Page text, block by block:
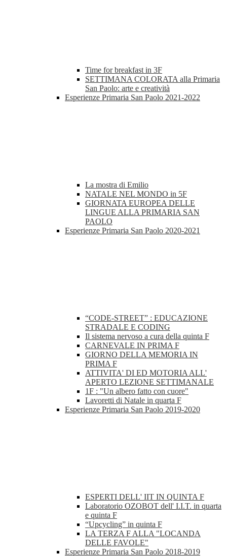
Time for breakfast in 3F
SETTIMANA COLORATA alla Primaria
San Paolo: arte e creatività
Esperienze Primaria San Paolo 2021-2022
La mostra di Emilio
NATALE NEL MONDO in 5F
GIORNATA EUROPEA DELLE
LINGUE ALLA PRIMARIA SAN
PAOLO
Esperienze Primaria San Paolo 2020-2021
“CODE-STREET” : EDUCAZIONE
STRADALE E CODING
Il sistema nervoso a cura della quinta F
CARNEVALE IN PRIMA F
GIORNO DELLA MEMORIA IN
PRIMA F
ATTIVITA' DI ED MOTORIA ALL'
APERTO LEZIONE SETTIMANALE
1F : "Un albero fatto con cuore"
Lavoretti di Natale in quarta F
Esperienze Primaria San Paolo 2019-2020
ESPERTI DELL' IIT IN QUINTA F
Laboratorio OZOBOT dell' I.I.T. in quarta
e quinta F
“Upcycling” in quinta F
LA TERZA F ALLA "LOCANDA
DELLE FAVOLE"
Esperienze Primaria San Paolo 2018-2019